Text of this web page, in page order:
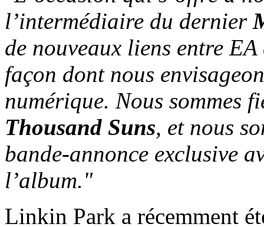
l’intermédiaire du dernier
de nouveaux liens entre
façon dont nous
numérique. Nous sommes
Thousand Suns, et nous
bande-annonce exclusive
l’album."
Linkin Park a récemment